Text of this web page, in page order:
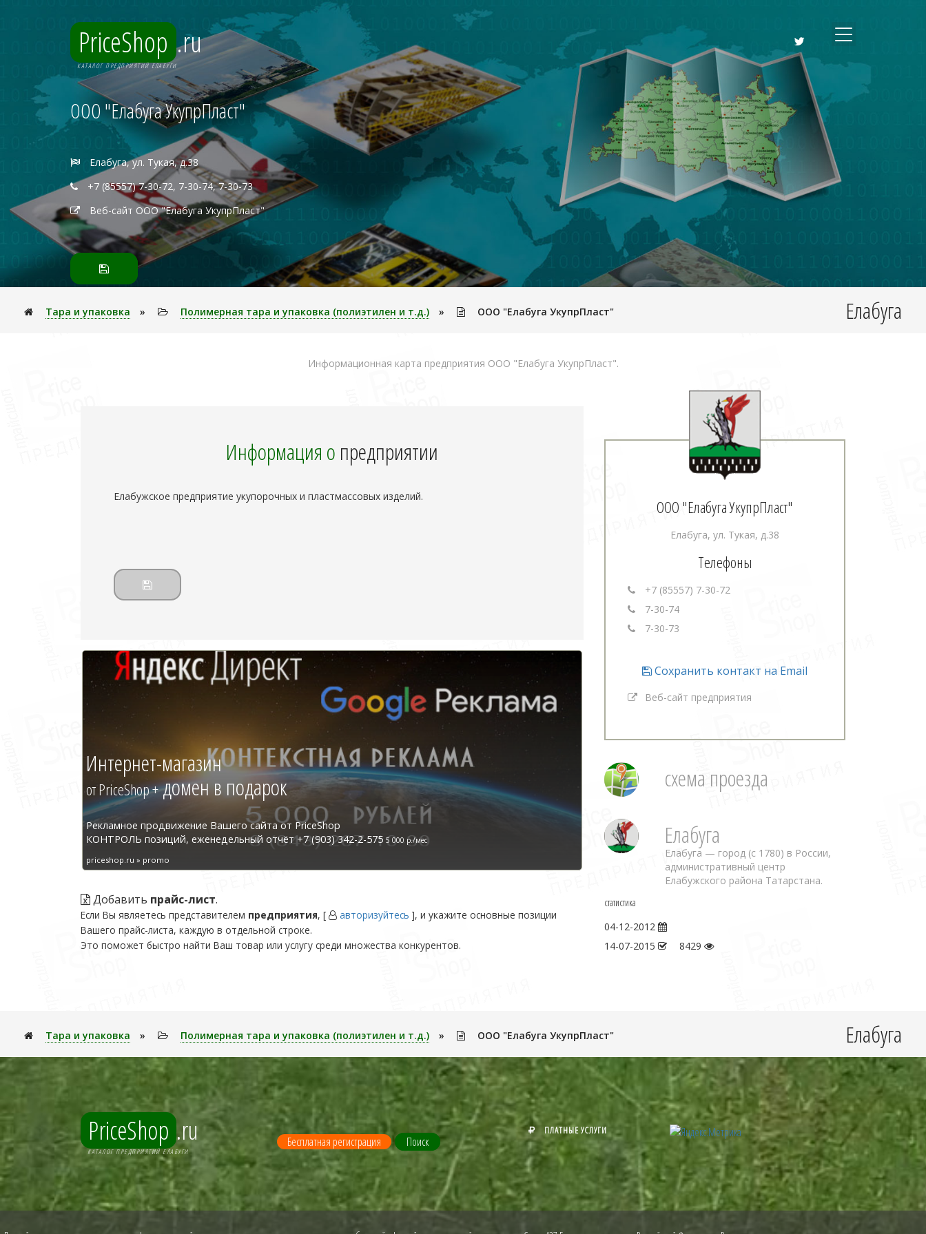
PriceShop .ru
КАТАЛОГ ПРЕДПРИЯТИЙ ЕЛАБУГИ
ООО "Елабуга УкупрПласт"
Елабуга, ул. Тукая, д.38
+7 (85557) 7-30-72, 7-30-74, 7-30-73
Веб-сайт ООО "Елабуга УкупрПласт"
Тара и упаковка » Полимерная тара и упаковка (полиэтилен и т.д.) » ООО "Елабуга УкупрПласт" Елабуга
Информационная карта предприятия ООО "Елабуга УкупрПласт".
Информация о предприятии
Елабужское предприятие укупорочных и пластмассовых изделий.
Интернет-магазин
от PriceShop +домен в подарок
Рекламное продвижение Вашего сайта от PriceShop
КОНТРОЛЬ позиций, еженедельный отчёт +7 (903) 342-2-575 5 000 р./мес
priceshop.ru » promo
Добавить прайс-лист.
Если Вы являетесь представителем предприятия, [ авторизуйтесь ], и укажите основные позиции
Вашего прайс-листа, каждую в отдельной строке.
Это поможет быстро найти Ваш товар или услугу среди множества конкурентов.
ООО "Елабуга УкупрПласт"
Елабуга, ул. Тукая, д.38
Телефоны
+7 (85557) 7-30-72
7-30-74
7-30-73
Сохранить контакт на Email
Веб-сайт предприятия
схема проезда
Елабуга
Елабуга — город (с 1780) в России,
административный центр
Елабужского района Татарстана.
статистика
04-12-2012
14-07-2015
8429
Тара и упаковка » Полимерная тара и упаковка (полиэтилен и т.д.) » ООО "Елабуга УкупрПласт" Елабуга
PriceShop .ru
КАТАЛОГ ПРЕДПРИЯТИЙ ЕЛАБУГИ
Бесплатная регистрация Поиск
ПЛАТНЫЕ УСЛУГИ